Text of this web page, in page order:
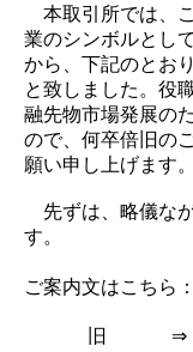
本取引所では、
業のシンボルとし
から、下記のとお
と致しました。役
融先物市場発展の
ので、何卒倍旧の
願い申し上げます。
先ずは、略儀な
す。
ご案内文はこちら：
旧 ⇒